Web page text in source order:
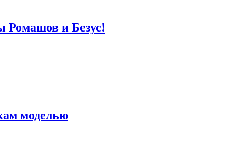
Ромашов и Безус!
моделью